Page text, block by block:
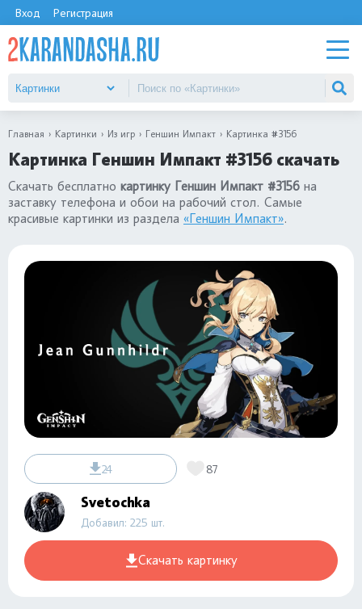
Вход Регистрация
Главная Картинки Из игр Геншин Импакт Картинка #3156
Картинка Геншин Импакт #3156 скачать
Скачать бесплатно картинку Геншин Импакт #3156 на
заставку телефона и обои на рабочий стол. Самые
красивые картинки из раздела «Геншин Импакт».
24 87
Svetochka
Добавил: 225 шт.
Скачать картинку